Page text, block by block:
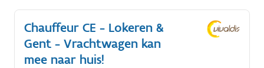
Chauffeur CE - Lokeren &
Gent - Vrachtwagen kan
mee naar huis!